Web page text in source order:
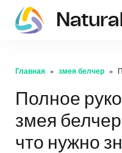
Главная змея белчер
Полное
змея
что нужно